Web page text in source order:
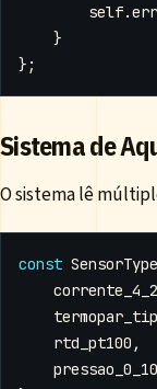
self.
}
};
Sistema de
O sistema lê
const SensorType
rtd_pt100 ,